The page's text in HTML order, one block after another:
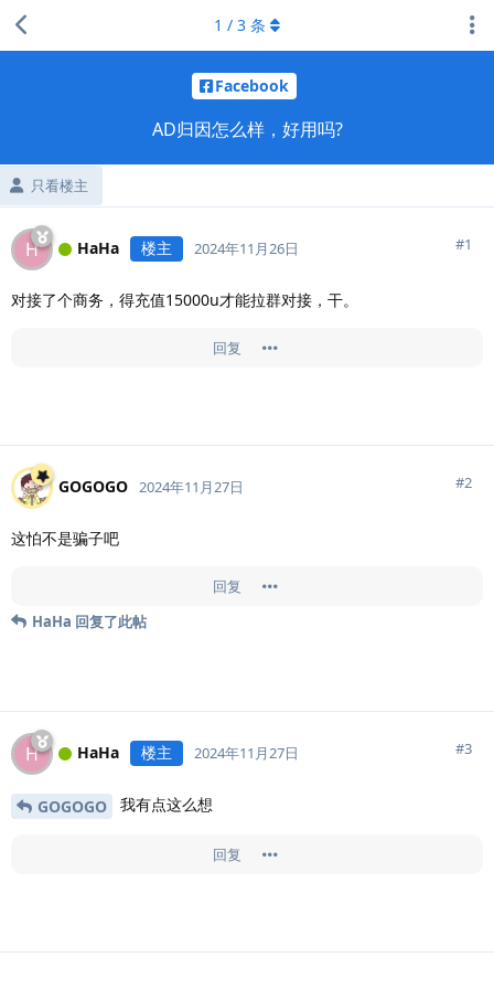
Facebook
AD归因怎么样，好用吗?
只看楼主
1 / 3 条
H HaHa 楼主 2024年11月26日 #1
对接了个商务，得充值15000u才能拉群对接，干。
回复
GOGOGO 2024年11月27日 #2
这怕不是骗子吧
回复
HaHa 回复了此帖
H HaHa 楼主 2024年11月27日 #3
GOGOGO 我有点这么想
回复